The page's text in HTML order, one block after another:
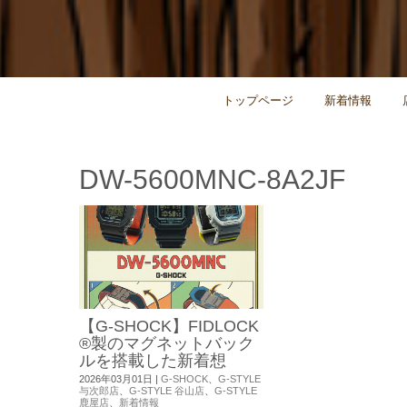
トップページ 新着情報
DW-5600MNC-8A2JF
【G-SHOCK】FIDLOCK
®製のマグネットバック
ルを搭載した新着想
2026年03月01日 | G-SHOCK
G-STYLE
与次郎店
G-STYLE 谷山店
G-STYLE
鹿屋店
新着情報